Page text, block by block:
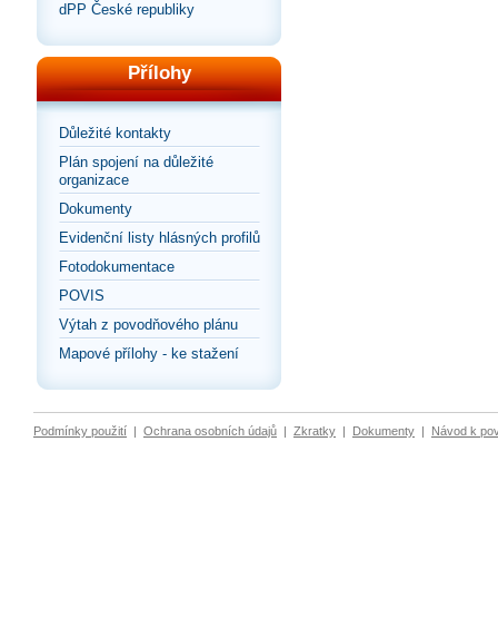
dPP České republiky
Přílohy
Důležité kontakty
Plán spojení na důležité
organizace
Dokumenty
Evidenční listy hlásných profilů
Fotodokumentace
POVIS
Výtah z povodňového plánu
Mapové přílohy - ke stažení
Podmínky použití | Ochrana osobních údajů | Zkratky | Dokumenty | Návod k